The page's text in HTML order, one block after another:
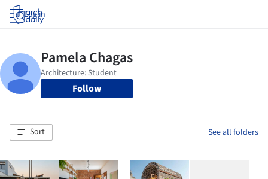
Log in
Follow
Sort See all folders